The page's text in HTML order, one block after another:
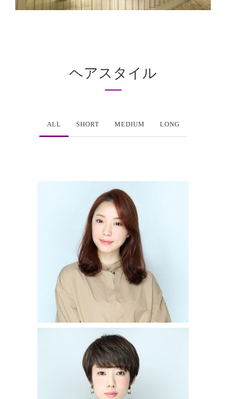
ヘアスタイル
ALL SHORT MEDIUM LONG
シャイニングフロー
LONG
レイヤーショート